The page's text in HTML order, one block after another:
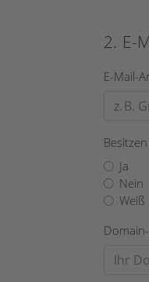
2. E-
E-Mail-
Ja
Nein